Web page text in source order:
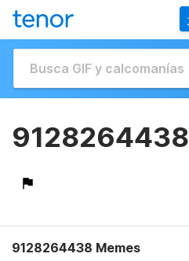
9128264438
9128264438 Memes